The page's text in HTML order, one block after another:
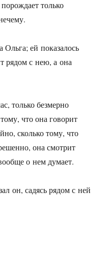
только
ей показалось
рядом с нею, а она
только безмерно
что она говорит
сколько тому, что
она смотрит
о нем думает.
он, садясь рядом с ней